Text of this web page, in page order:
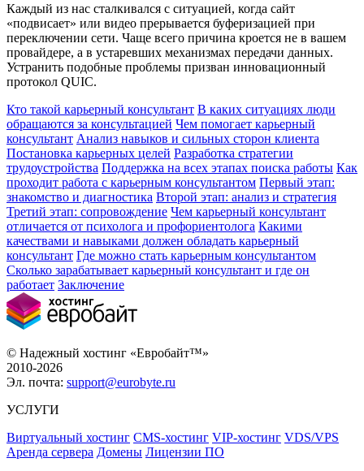
Каждый из нас сталкивался с ситуацией, когда сайт
«подвисает» или видео прерывается буферизацией при
переключении сети. Чаще всего причина кроется не в вашем
провайдере, а в устаревших механизмах передачи данных.
Устранить подобные проблемы призван инновационный
протокол QUIC.
Кто такой карьерный консультант В каких ситуациях люди
обращаются за консультацией Чем помогает карьерный
консультант Анализ навыков и сильных сторон клиента
Постановка карьерных целей Разработка стратегии
трудоустройства Поддержка на всех этапах поиска работы Как
проходит работа с карьерным консультантом Первый этап:
знакомство и диагностика Второй этап: анализ и стратегия
Третий этап: сопровождение Чем карьерный консультант
отличается от психолога и профориентолога Какими
качествами и навыками должен обладать карьерный
консультант Где можно стать карьерным консультантом
Сколько зарабатывает карьерный консультант и где он
работает Заключение
© Надежный хостинг «Евробайт™»
2010-2026
Эл. почта: support@eurobyte.ru
УСЛУГИ
Виртуальный хостинг CMS-хостинг VIP-хостинг VDS/VPS
Аренда сервера Домены Лицензии ПО